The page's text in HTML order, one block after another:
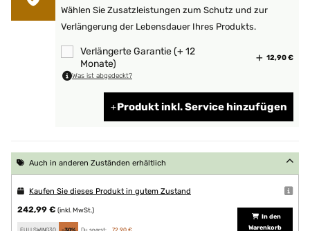
Wählen Sie Zusatzleistungen zum Schutz und zur
Verlängerung der Lebensdauer Ihres Produkts.
Verlängerte Garantie (+ 12
Monate)
12,90 €
Was ist abgedeckt?
Produkt inkl. Service hinzufügen
Auch in anderen Zuständen erhältlich
Kaufen Sie dieses Produkt in gutem Zustand
242,99 € (inkl. MwSt.)
In den
Warenkorb